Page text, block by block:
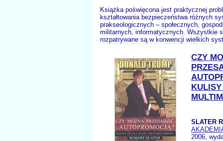
Książka poświęcona jest praktycznej
kształtowania bezpieczeństwa różnych
prakseologicznych – społecznych,
militarnych, informatycznych. Wszystkie
rozpatrywane są w konwencji wielkich
CZY
SLATER
2006,